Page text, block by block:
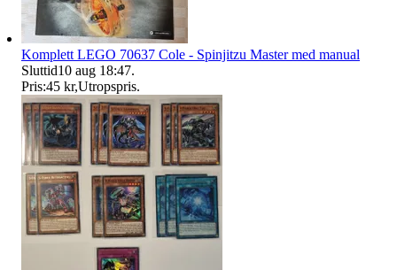
Komplett LEGO 70637 Cole - Spinjitzu Master med manual
Sluttid10 aug 18:47.
Pris:45 kr,Utropspris.